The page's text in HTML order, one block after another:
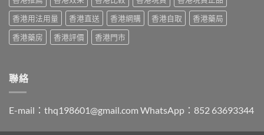
指
南〉
中
較、
正
貨
分
中
香港用法用量
香港直送 香港網購 香港自取
香港藥局
香港藥房
香港評價 香港門市
聯絡
E-mail： thq198601@gmail.com WhatsApp：852 63693344